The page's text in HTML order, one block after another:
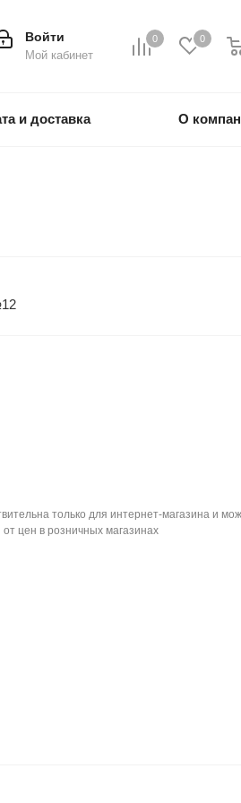
0 0
Войти
Мой кабинет
и доставка О
только для интернет-магазина и
от цен в розничных магазинах